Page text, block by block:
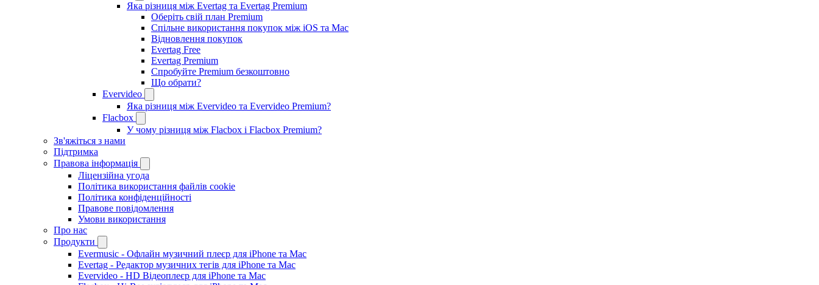
Яка різниця між Evertag та Evertag Premium
Оберіть свій план Premium
Спільне використання покупок між iOS та Mac
Відновлення покупок
Evertag Free
Evertag Premium
Спробуйте Premium безкоштовно
Що обрати?
Evervideo
Яка різниця між Evervideo та Evervideo Premium?
Flacbox
У чому різниця між Flacbox і Flacbox Premium?
Зв'яжіться з нами
Підтримка
Правова інформація
Ліцензійна угода
Політика використання файлів cookie
Політика конфіденційності
Правове повідомлення
Умови використання
Про нас
Продукти
Evermusic - Офлайн музичний плеєр для iPhone та Mac
Evertag - Редактор музичних тегів для iPhone та Mac
Evervideo - HD Відеоплеєр для iPhone та Mac